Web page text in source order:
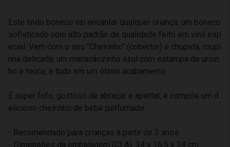
Este lindo boneco vai encantar qualquer criança, um boneco
sofisticado com alto padrão de qualidade feito em vinil esp
ecial. Vem com o seu "Cheirinho" (cobertor) e chupeta, roupi
nha delicada, um macacãozinho azul com estampa de ursin
ho e touca, e tudo em um ótimo acabamento.
É super fofo, gostoso de abraçar e apertar, e compõe um d
elicioso cheirinho de bebê perfumado.
- Recomendado para crianças à partir de 3 anos
- Dimensões da embalagem (CLA): 34 x 16,5 x 34 cm